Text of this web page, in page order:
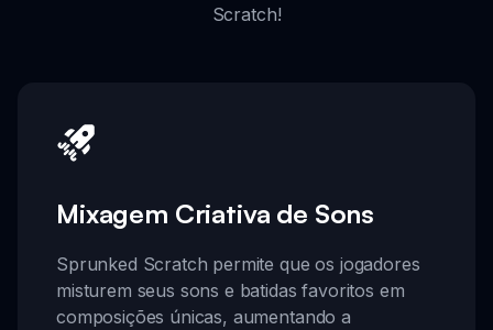
Scratch!
Mixagem Criativa de Sons
Sprunked Scratch permite que os jogadores
misturem seus sons e batidas favoritos em
composições únicas, aumentando a